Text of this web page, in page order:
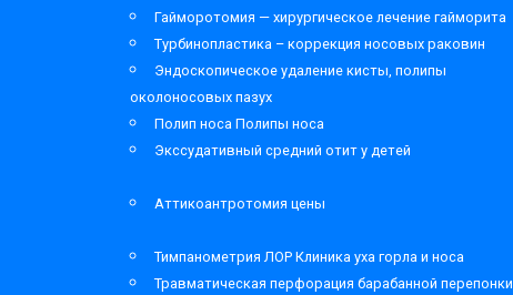
Гайморотомия — хирургическое лечение гайморита
Турбинопластика – коррекция носовых раковин
Эндоскопическое удаление кисты, полипы
околоносовых пазух
Полип носа Полипы носа
Экссудативный средний отит у детей
Аттикоантротомия цены
Тимпанометрия ЛОР Клиника уха горла и носа
Травматическая перфорация барабанной перепонки